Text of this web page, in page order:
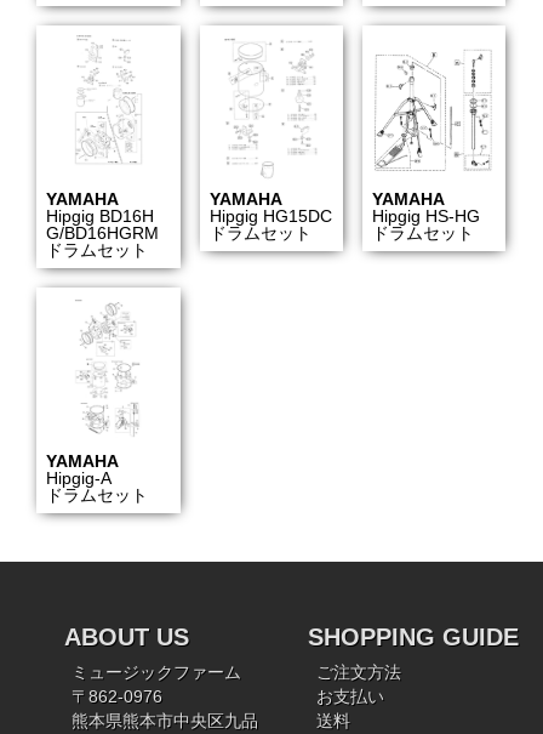
YAMAHA
Hipgig BD16H
G/BD16HGRM
ドラムセット
YAMAHA
Hipgig HG15DC
ドラムセット
YAMAHA
Hipgig HS-HG
ドラムセット
YAMAHA
Hipgig-A
ドラムセット
ABOUT US
ミュージックファーム
〒862-0976
熊本県熊本市中央区九品
SHOPPING GUIDE
ご注文方法
お支払い
送料